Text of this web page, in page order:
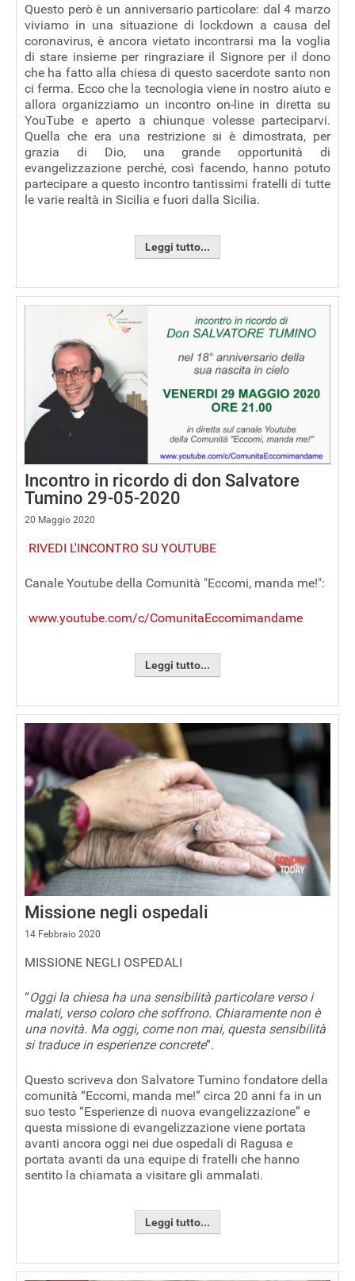
Questo però è un anniversario particolare: dal 4 marzo
viviamo in una situazione di lockdown a causa del
coronavirus, è ancora vietato incontrarsi ma la voglia
di stare insieme per ringraziare il Signore per il dono
che ha fatto alla chiesa di questo sacerdote santo non
ci ferma. Ecco che la tecnologia viene in nostro aiuto e
allora organizziamo un incontro on-line in diretta su
YouTube e aperto a chiunque volesse parteciparvi.
Quella che era una restrizione si è dimostrata, per
grazia di Dio, una grande opportunità di
evangelizzazione perché, così facendo, hanno potuto
partecipare a questo incontro tantissimi fratelli di tutte
le varie realtà in Sicilia e fuori dalla Sicilia.
Leggi tutto...
Incontro in ricordo di don Salvatore
Tumino 29-05-2020
20 Maggio 2020
RIVEDI L'INCONTRO SU YOUTUBE
Canale Youtube della Comunità "Eccomi, manda me!":
www.youtube.com/c/ComunitaEccomimandame
Leggi tutto...
Missione negli ospedali
14 Febbraio 2020
MISSIONE NEGLI OSPEDALI
“Oggi la chiesa ha una sensibilità particolare verso i
malati, verso coloro che soffrono. Chiaramente non è
una novità. Ma oggi, come non mai, questa sensibilità
si traduce in esperienze concrete”.
Questo scriveva don Salvatore Tumino fondatore della
comunità “Eccomi, manda me!” circa 20 anni fa in un
suo testo “Esperienze di nuova evangelizzazione” e
questa missione di evangelizzazione viene portata
avanti ancora oggi nei due ospedali di Ragusa e
portata avanti da una equipe di fratelli che hanno
sentito la chiamata a visitare gli ammalati.
Leggi tutto...